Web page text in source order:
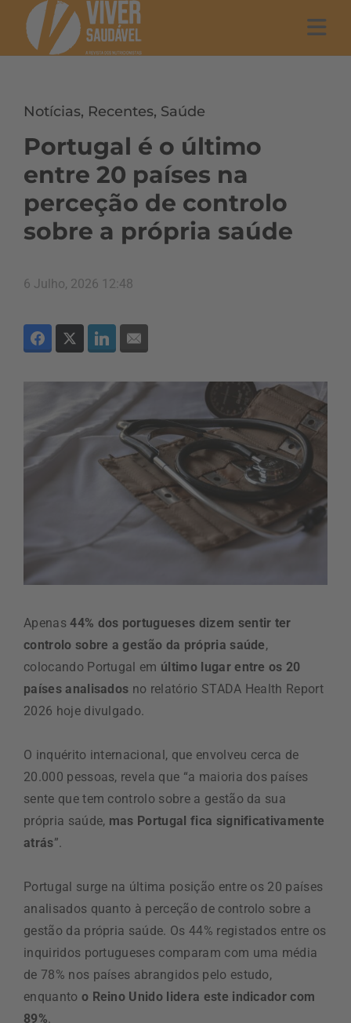
Notícias, Recentes, Saúde
Portugal é o último
entre 20 países na
perceção de controlo
sobre a própria saúde
6 Julho, 2026 12:48
Apenas44% dos portugueses dizem sentir ter
controlo sobre a gestão da própria saúde,
colocando Portugal em último lugar entre os 20
países analisados no relatório STADA Health Report
2026 hoje divulgado.
O inquérito internacional, que envolveu cerca de
20.000 pessoas, revela que “a maioria dos países
sente que tem controlo sobre a gestão da sua
própria saúde, mas Portugal fica significativamente
atrás”.
Portugal surge na última posição entre os 20 países
analisados quanto à perceção de controlo sobre a
gestão da própria saúde. Os 44% registados entre os
inquiridos portugueses comparam com uma média
de 78% nos países abrangidos pelo estudo,
enquanto o Reino Unido lidera este indicador com
89%.